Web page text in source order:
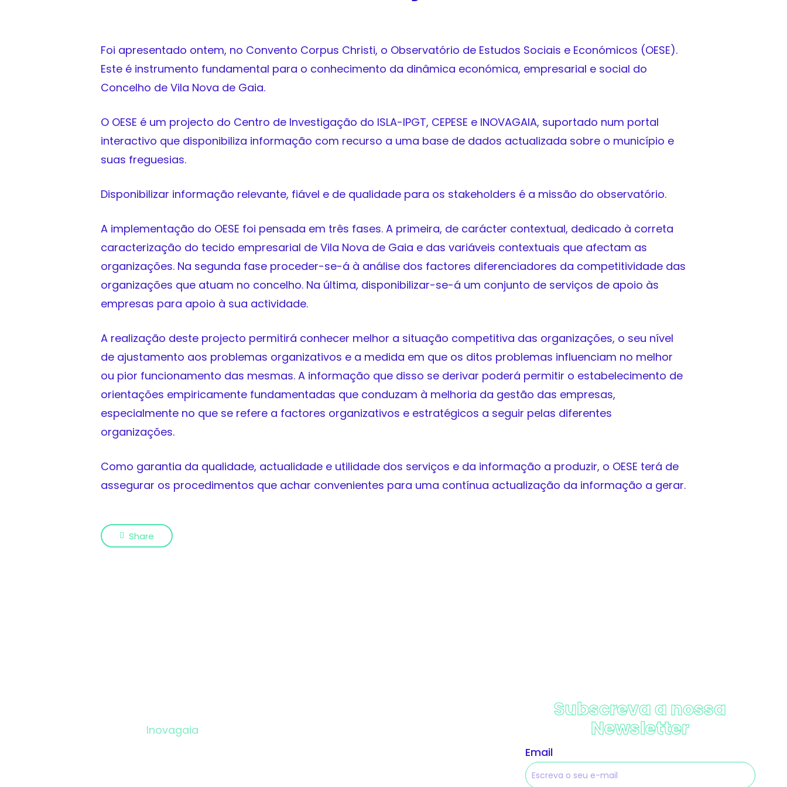
Foi apresentado ontem, no Convento Corpus Christi, o Observatório de Estudos Sociais e Económicos (OESE).
Este é instrumento fundamental para o conhecimento da dinâmica económica, empresarial e social do
Concelho de Vila Nova de Gaia.
O OESE é um projecto do Centro de Investigação do ISLA-IPGT, CEPESE e INOVAGAIA, suportado num portal
interactivo que disponibiliza informação com recurso a uma base de dados actualizada sobre o município e
suas freguesias.
Disponibilizar informação relevante, fiável e de qualidade para os stakeholders é a missão do observatório.
A implementação do OESE foi pensada em três fases. A primeira, de carácter contextual, dedicado à correta
caracterização do tecido empresarial de Vila Nova de Gaia e das variáveis contextuais que afectam as
organizações. Na segunda fase proceder-se-á à análise dos factores diferenciadores da competitividade das
organizações que atuam no concelho. Na última, disponibilizar-se-á um conjunto de serviços de apoio às
empresas para apoio à sua actividade.
A realização deste projecto permitirá conhecer melhor a situação competitiva das organizações, o seu nível
de ajustamento aos problemas organizativos e a medida em que os ditos problemas influenciam no melhor
ou pior funcionamento das mesmas. A informação que disso se derivar poderá permitir o estabelecimento de
orientações empiricamente fundamentadas que conduzam à melhoria da gestão das empresas,
especialmente no que se refere a factores organizativos e estratégicos a seguir pelas diferentes
organizações.
Como garantia da qualidade, actualidade e utilidade dos serviços e da informação a produzir, o OESE terá de
assegurar os procedimentos que achar convenientes para uma contínua actualização da informação a gerar.
Share
Inovagaia
Subscreva a nossa
Newsletter
Email